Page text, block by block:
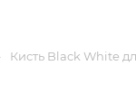
Кисть Black White